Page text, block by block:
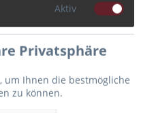
Aktiv
Privatsphäre
um Ihnen die bestmögliche
zu können.